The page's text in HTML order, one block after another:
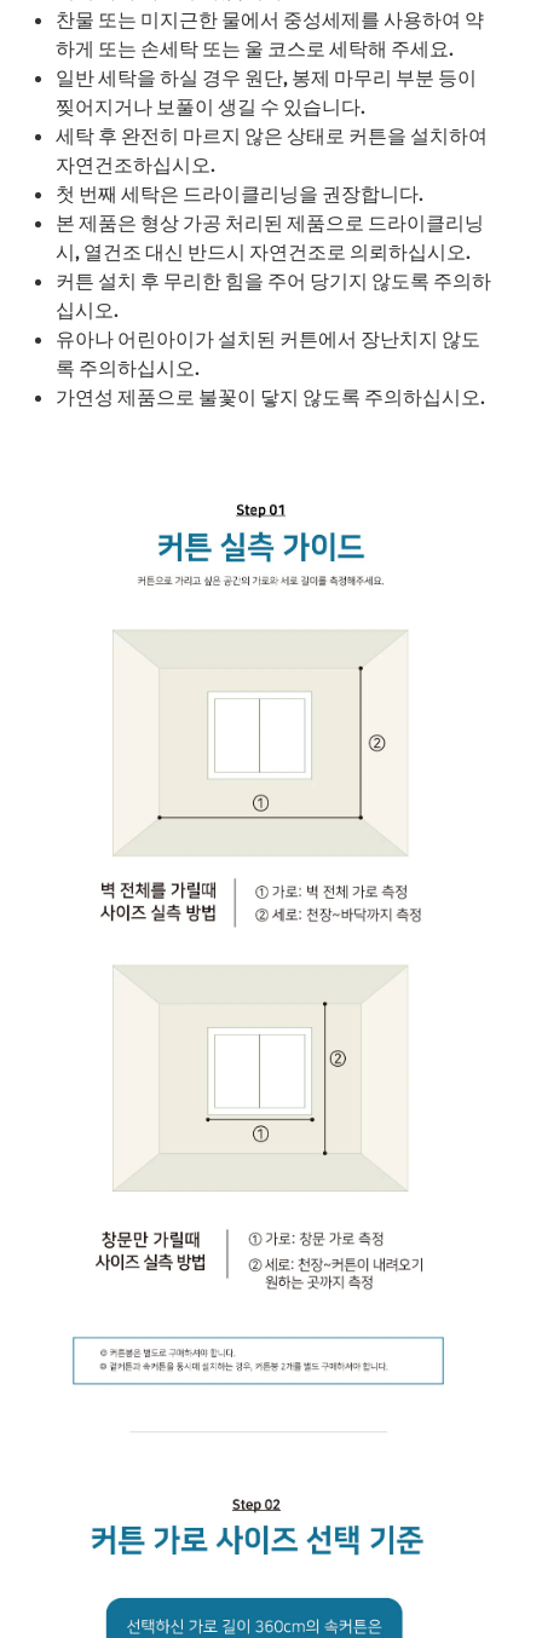
찬물 또는 미지근한 물에서 중성세제를 사용하여 약
하게 또는 손세탁 또는 울 코스로 세탁해 주세요.
일반 세탁을 하실 경우 원단, 봉제 마무리 부분 등이
찢어지거나 보풀이 생길 수 있습니다.
세탁 후 완전히 마르지 않은 상태로 커튼을 설치하여
자연건조하십시오.
첫 번째 세탁은 드라이클리닝을 권장합니다.
본 제품은 형상 가공 처리된 제품으로 드라이클리닝
시, 열건조 대신 반드시 자연건조로 의뢰하십시오.
커튼 설치 후 무리한 힘을 주어 당기지 않도록 주의하
십시오.
유아나 어린아이가 설치된 커튼에서 장난치지 않도
록 주의하십시오.
가연성 제품으로 불꽃이 닿지 않도록 주의하십시오.